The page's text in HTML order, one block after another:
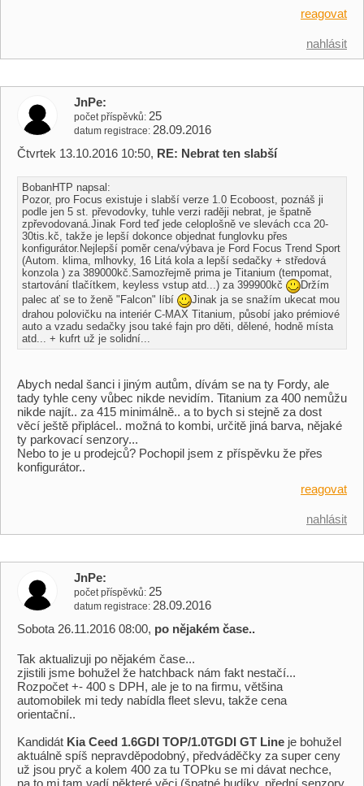
reagovat
nahlásit
JnPe
počet příspěvků 25
datum registrace 28.09.2016
Čtvrtek 13.10.2016 10:50, RE: Nebrat ten slabší
BobanHTP napsal:
Pozor, pro Focus existuje i slabší verze 1.0 Ecoboost, poznáš ji
podle jen 5 st. převodovky, tuhle verzi raději nebrat, je špatně
zpřevodovaná.Jinak Ford teď jede celoplošně ve slevách cca 20-
30tis.kč, takže je lepší dokonce objednat funglovku přes
konfigurátor.Nejlepší poměr cena/výbava je Ford Focus Trend Sport
(Autom. klima, mlhovky, 16 Litá kola a lepší sedačky + středová
konzola ) za 389000kč.Samozřejmě prima je Titanium (tempomat,
startování tlačítkem, keyless vstup atd...) za 399900kč
Držím
palec ať se to ženě "Falcon" líbí
Jinak ja se snažím ukecat mou
drahou polovičku na interiér C-MAX Titanium, působí jako prémiové
auto a vzadu sedačky jsou také fajn pro děti, dělené, hodně místa
atd... + kufrt už je solidní...
Abych nedal šanci i jiným autům, dívám se na ty Fordy, ale
tady tyhle ceny vůbec nikde nevidím. Titanium za 400 nemůžu
nikde najít.. za 415 minimálně.. a to bych si stejně za dost
věcí ještě připlácel.. možná to kombi, určitě jiná barva, nějaké
ty parkovací senzory...
Nebo to je u prodejců? Pochopil jsem z příspěvku že přes
konfigurátor..
reagovat
nahlásit
JnPe
počet příspěvků 25
datum registrace 28.09.2016
Sobota 26.11.2016 08:00, po nějakém čase..
Tak aktualizuji po nějakém čase...
zjistili jsme bohužel že hatchback nám fakt nestačí...
Rozpočet +- 400 s DPH, ale je to na firmu, většina
automobilek mi tedy nabídla fleet slevu, takže cena
orientační..
Kandidát Kia Ceed 1.6GDI TOP/1.0TGDI GT Line je bohužel
aktuálně spíš nepravděpodobný, předváděčky za super ceny
už jsou pryč a kolem 400 za tu TOPku se mi dávat nechce,
na to mi tam vadí některé věci (špatné budíky, přední senzory,